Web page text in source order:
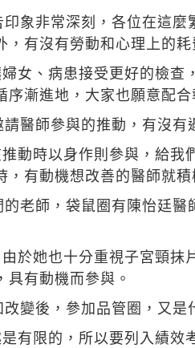
象非常深刻，各位在這
有沒有勞動和心理上的耗
女、病患接受更好的檢
漸進地，大家也願意配合
醫師參與的推動，有沒有
動時以身作則參與，給
有動機想改善的醫師就積
老師，袋鼠圈有陳怡廷
於她也十分重視子宮頸
有動機而參與。
變後，參加品管圈，又是
有限的，所以要列入績